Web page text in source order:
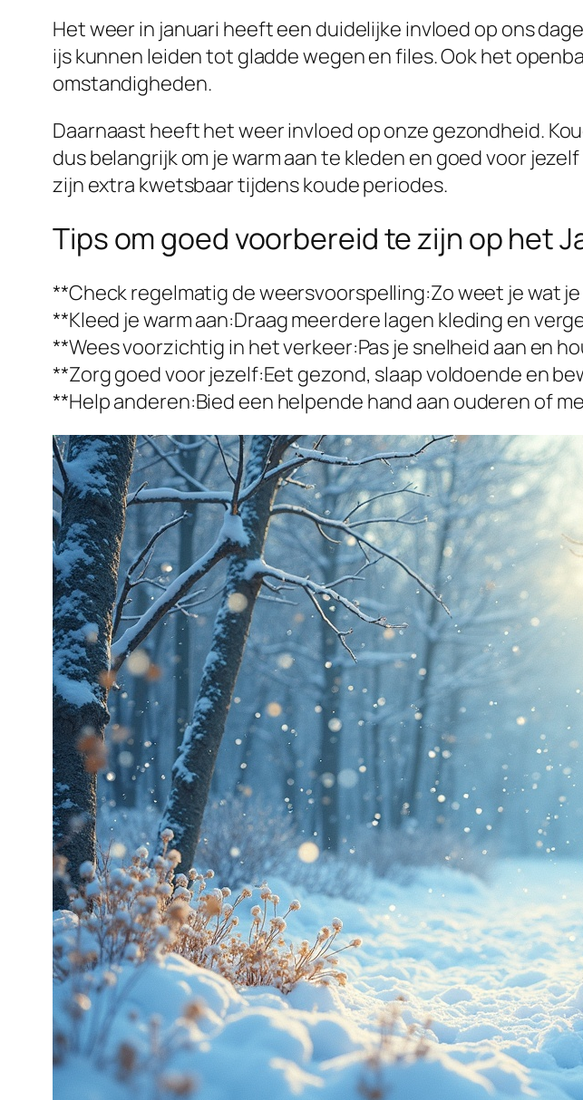
Het weer in januari heeft een duidelijke invloed op ons
ijs kunnen leiden tot gladde wegen en files. Ook het
omstandigheden.
Daarnaast heeft het weer invloed op onze gezondheid.
dus belangrijk om je warm aan te kleden en goed voor
zijn extra kwetsbaar tijdens koude periodes.
Tips om goed voorbereid te zijn op het
**Check regelmatig de weersvoorspelling:Zo weet je wat
**Kleed je warm aan:Draag meerdere lagen kleding en
**Wees voorzichtig in het verkeer:Pas je snelheid aan en
**Zorg goed voor jezelf:Eet gezond, slaap voldoende en
**Help anderen:Bied een helpende hand aan ouderen of